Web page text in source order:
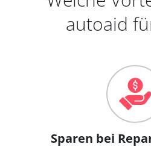
autoaid
Sparen bei